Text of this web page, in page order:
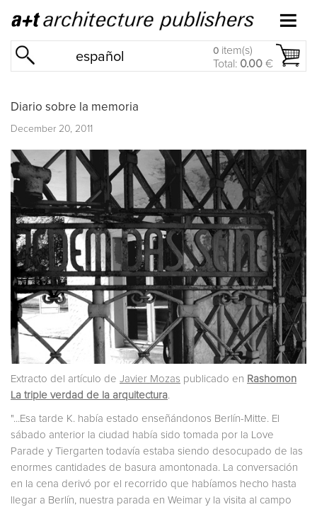
español 0 item(s)
Total: 0.00 €
Diario sobre la memoria
December 20, 2011
Extracto del artículo de Javier Mozas publicado en Rashomon
La triple verdad de la arquitectura.
"...Esa tarde K. había estado enseñándonos Berlín-Mitte. El
sábado anterior la ciudad había sido tomada por la Love
Parade y Tiergarten todavía estaba siendo desocupado de las
enormes cantidades de basura amontonada. La conversación
en la cena derivó por el recorrido que habíamos hecho hasta
llegar a Berlín, nuestra parada en Weimar y la visita al campo